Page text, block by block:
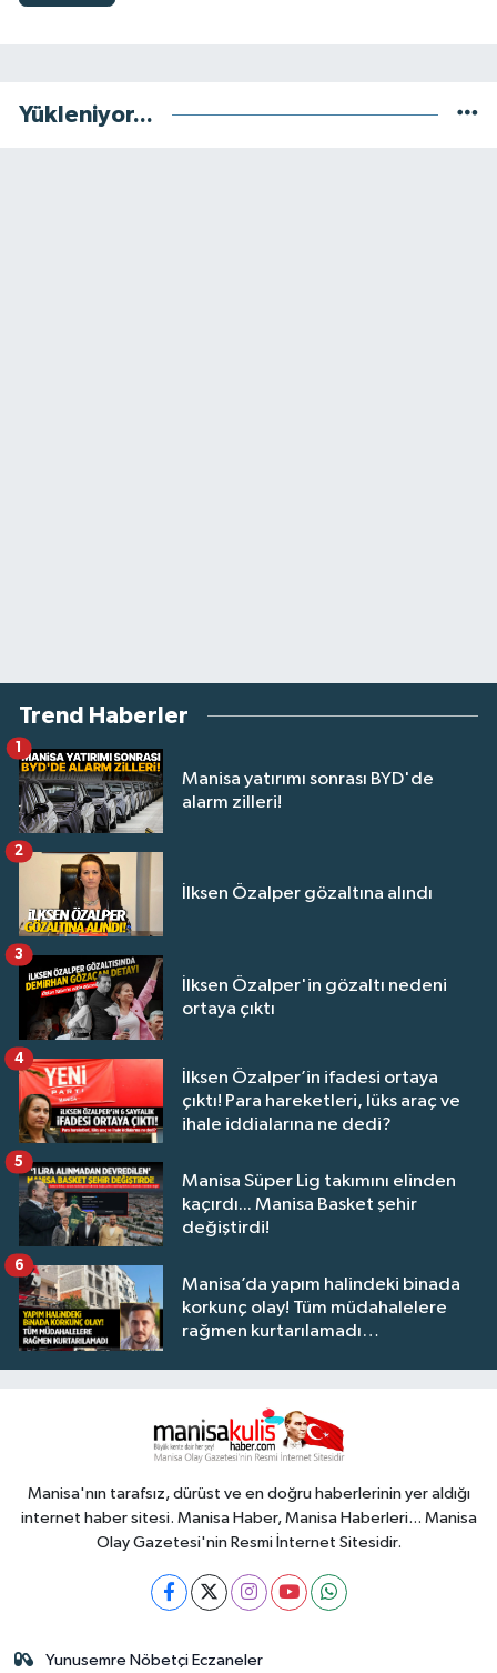
Yükleniyor...
Trend Haberler
Manisa yatırımı sonrası BYD'de
alarm zilleri!
1
İlksen Özalper gözaltına alındı
2
İlksen Özalper'in gözaltı nedeni
ortaya çıktı
3
İlksen Özalper’in ifadesi ortaya
çıktı! Para hareketleri, lüks araç ve
ihale iddialarına ne dedi?
4
Manisa Süper Lig takımını elinden
kaçırdı... Manisa Basket şehir
değiştirdi!
5
Manisa’da yapım halindeki binada
korkunç olay! Tüm müdahalelere
rağmen kurtarılamadı…
6
Manisa'nın tarafsız, dürüst ve en doğru haberlerinin yer aldığı
internet haber sitesi. Manisa Haber, Manisa Haberleri... Manisa
Olay Gazetesi'nin Resmi İnternet Sitesidir.
Yunusemre Nöbetçi Eczaneler